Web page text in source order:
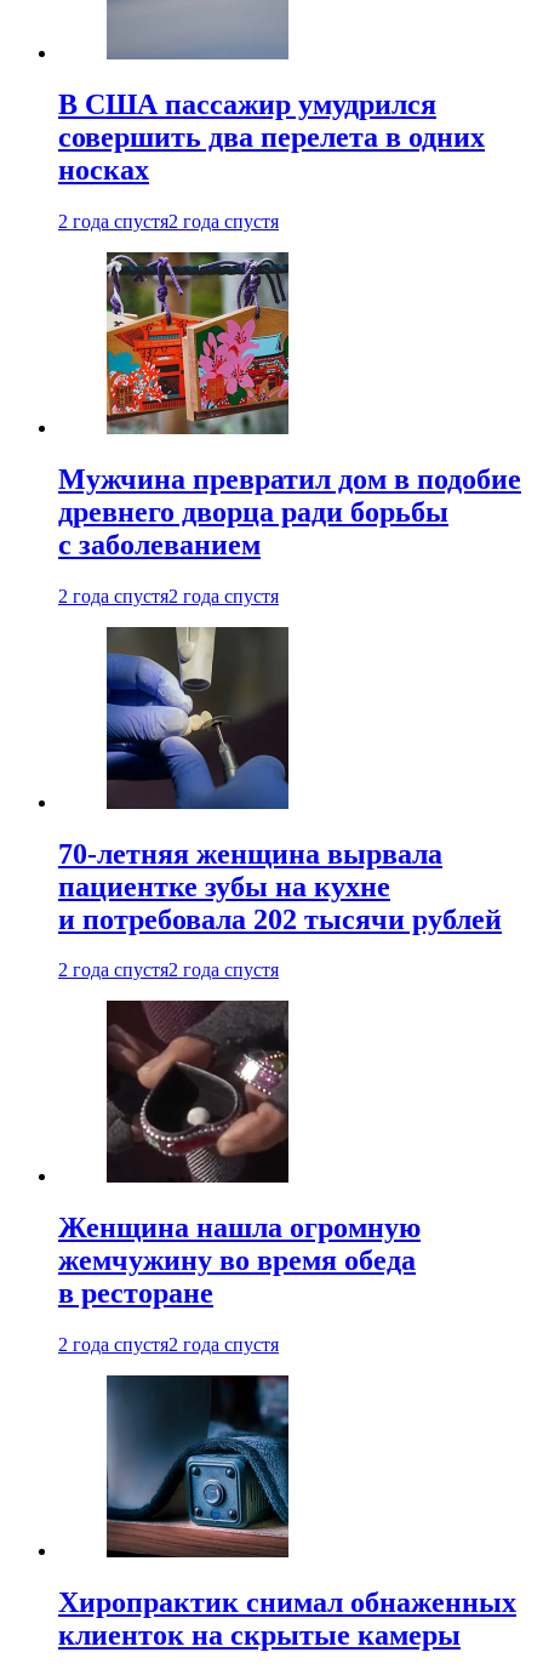
В США пассажир умудрился
совершить два перелета в одних
носках
2 года спустя2 года спустя
Мужчина превратил дом в подобие
древнего дворца ради борьбы
с заболеванием
2 года спустя2 года спустя
70-летняя женщина вырвала
пациентке зубы на кухне
и потребовала 202 тысячи рублей
2 года спустя2 года спустя
Женщина нашла огромную
жемчужину во время обеда
в ресторане
2 года спустя2 года спустя
Хиропрактик снимал обнаженных
клиенток на скрытые камеры